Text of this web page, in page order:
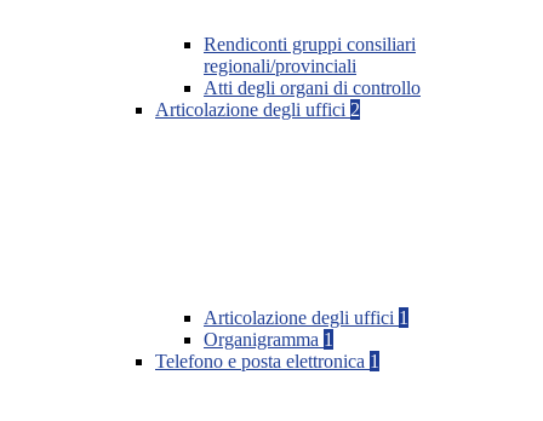
Rendiconti gruppi consiliari
regionali/provinciali
Atti degli organi di controllo
Articolazione degli uffici 2
Articolazione degli uffici 1
Organigramma 1
Telefono e posta elettronica 1